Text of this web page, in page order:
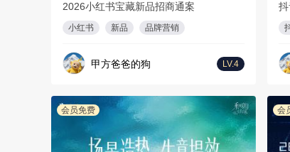
2026小红书宝藏新品招商通案
小红书 新品 品牌营销
甲方爸爸的狗 LV.4
会员免费 会